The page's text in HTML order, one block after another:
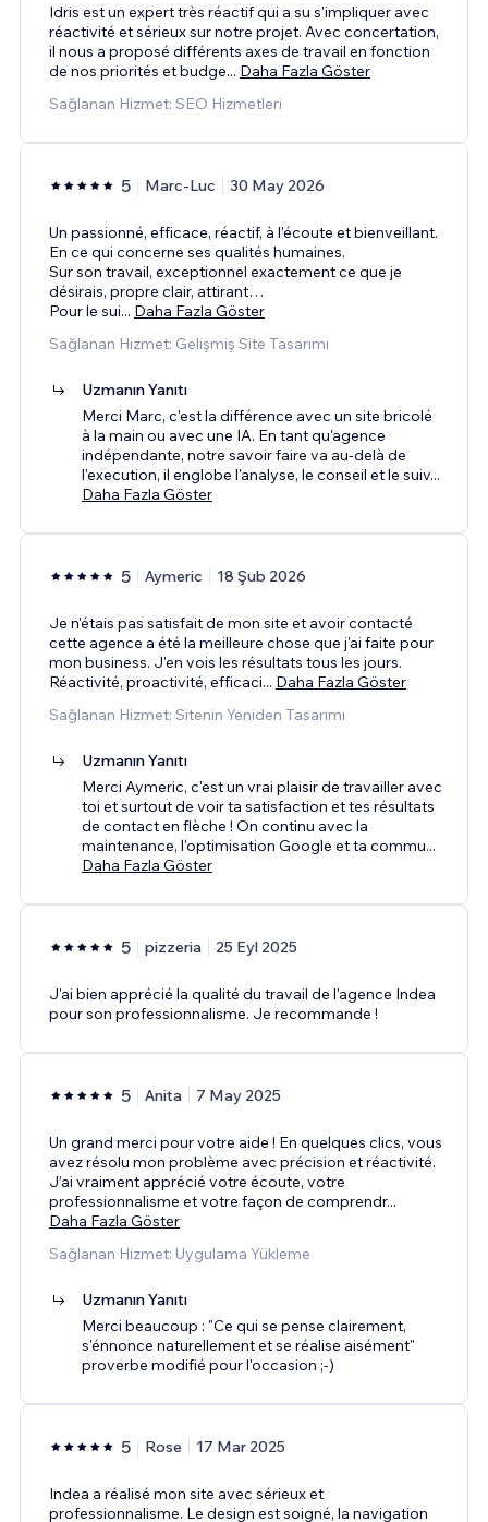
Idris est un expert très réactif qui a su s'impliquer avec
réactivité et sérieux sur notre projet. Avec concertation,
il nous a proposé différents axes de travail en fonction
de nos priorités et budge... Daha Fazla Göster
Sağlanan Hizmet: SEO Hizmetleri
5 Marc-Luc 30 May 2026
Un passionné, efficace, réactif, à l’écoute et bienveillant.
En ce qui concerne ses qualités humaines.
Sur son travail, exceptionnel exactement ce que je
désirais, propre clair, attirant…
Pour le sui... Daha Fazla Göster
Sağlanan Hizmet: Gelişmiş Site Tasarımı
Uzmanın Yanıtı
Merci Marc, c'est la différence avec un site bricolé
à la main ou avec une IA. En tant qu'agence
indépendante, notre savoir faire va au-delà de
l'execution, il englobe l'analyse, le conseil et le suiv...
Daha Fazla Göster
5 Aymeric 18 Şub 2026
Je n'étais pas satisfait de mon site et avoir contacté
cette agence a été la meilleure chose que j'ai faite pour
mon business. J'en vois les résultats tous les jours.
Réactivité, proactivité, efficaci... Daha Fazla Göster
Sağlanan Hizmet: Sitenin Yeniden Tasarımı
Uzmanın Yanıtı
Merci Aymeric, c'est un vrai plaisir de travailler avec
toi et surtout de voir ta satisfaction et tes résultats
de contact en flèche ! On continu avec la
maintenance, l'optimisation Google et ta commu...
Daha Fazla Göster
5 pizzeria 25 Eyl 2025
J'ai bien apprécié la qualité du travail de l'agence Indea
pour son professionnalisme. Je recommande !
5 Anita 7 May 2025
Un grand merci pour votre aide ! En quelques clics, vous
avez résolu mon problème avec précision et réactivité.
J’ai vraiment apprécié votre écoute, votre
professionnalisme et votre façon de comprendr...
Daha Fazla Göster
Sağlanan Hizmet: Uygulama Yükleme
Uzmanın Yanıtı
Merci beaucoup : "Ce qui se pense clairement,
s'énnonce naturellement et se réalise aisément"
proverbe modifié pour l'occasion ;-)
5 Rose 17 Mar 2025
Indea a réalisé mon site avec sérieux et
professionnalisme. Le design est soigné, la navigation